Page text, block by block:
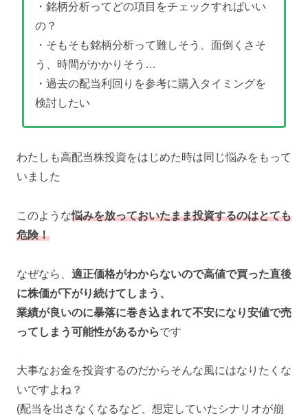
・銘柄分析ってどの項目をチェックすればいい
の？
・そもそも銘柄分析って難しそう、面倒くさそ
う、時間がかかりそう…
・過去の配当利回りを参考に購入タイミングを
検討したい
わたしも高配当株投資をはじめた時は同じ悩みをもって
いました
このような悩みを放っておいたまま投資するのはとても
危険！
なぜなら、 適正価格がわからないので高値で買った直後
に株価が下がり続けてしまう、
業績が良いのに暴落に巻き込まれて不安になり安値で売
ってしまう可能性があるからです
大事なお金を投資するのだからそんな風にはなりたくな
いですよね？
(配当を出さなくなるなど、想定していたシナリオが崩